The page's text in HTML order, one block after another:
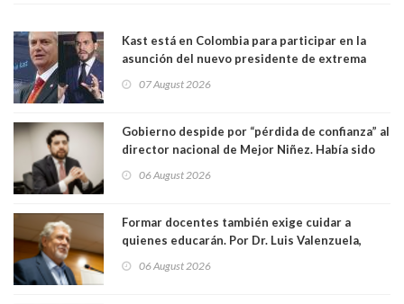
Kast está en Colombia para participar en la
asunción del nuevo presidente de extrema
07 August 2026
Gobierno despide por “pérdida de confianza” al
director nacional de Mejor Niñez. Había sido
06 August 2026
Formar docentes también exige cuidar a
quienes educarán. Por Dr. Luis Valenzuela,
Académicos U. Católica Silva Henríquez
06 August 2026